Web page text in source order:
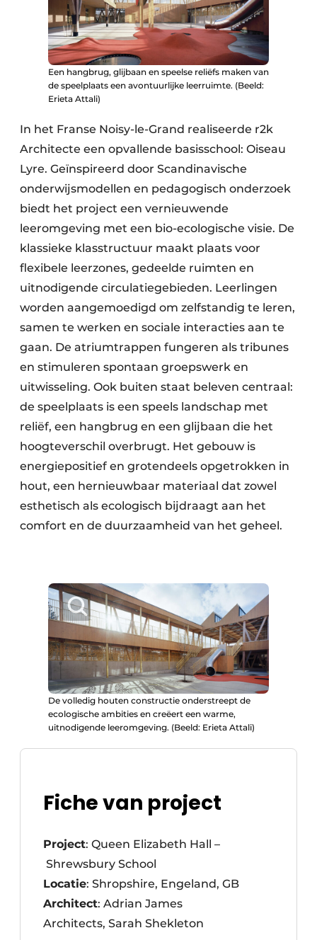
Een hangbrug, glijbaan en speelse reliëfs maken van
de speelplaats een avontuurlijke leerruimte. (Beeld:
Erieta Attali)
In het Franse Noisy-le-Grand realiseerde r2k
Architecte een opvallende basisschool: Oiseau
Lyre. Geïnspireerd door Scandinavische
onderwijsmodellen en pedagogisch onderzoek
biedt het project een vernieuwende
leeromgeving met een bio-ecologische visie. De
klassieke klasstructuur maakt plaats voor
flexibele leerzones, gedeelde ruimten en
uitnodigende circulatiegebieden. Leerlingen
worden aangemoedigd om zelfstandig te leren,
samen te werken en sociale interacties aan te
gaan. De atriumtrappen fungeren als tribunes
en stimuleren spontaan groepswerk en
uitwisseling. Ook buiten staat beleven centraal:
de speelplaats is een speels landschap met
reliëf, een hangbrug en een glijbaan die het
hoogteverschil overbrugt. Het gebouw is
energiepositief en grotendeels opgetrokken in
hout, een hernieuwbaar materiaal dat zowel
esthetisch als ecologisch bijdraagt aan het
comfort en de duurzaamheid van het geheel.
De volledig houten constructie onderstreept de
ecologische ambities en creëert een warme,
uitnodigende leeromgeving. (Beeld: Erieta Attali)
Fiche van project
Project: Queen Elizabeth Hall –
Shrewsbury School
Locatie: Shropshire, Engeland, GB
Architect: Adrian James
Architects, Sarah Shekleton